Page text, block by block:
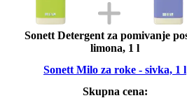
Sonett Detergent za pomivanje
limona, 1 l
Sonett Milo za roke - sivka, 1 l
Skupna cena: